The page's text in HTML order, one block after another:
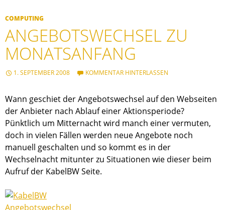
COMPUTING
ANGEBOTSWECHSEL ZU
MONATSANFANG
1. SEPTEMBER 2008 KOMMENTAR HINTERLASSEN
Wann geschiet der Angebotswechsel auf den Webseiten
der Anbieter nach Ablauf einer Aktionsperiode?
Pünktlich um Mitternacht wird manch einer vermuten,
doch in vielen Fällen werden neue Angebote noch
manuell geschalten und so kommt es in der
Wechselnacht mitunter zu Situationen wie dieser beim
Aufruf der KabelBW Seite.